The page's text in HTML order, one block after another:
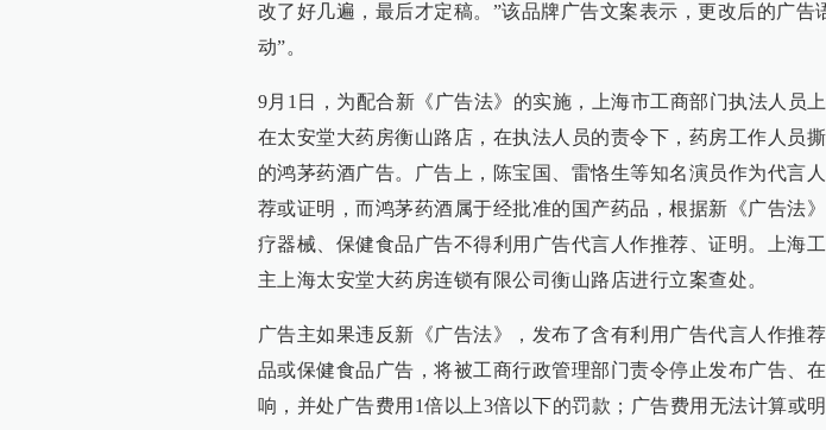
改了好几遍，最后才定稿。”该品牌广告文案表示，更改后的广告
动”。
9月1日，为配合新《广告法》的实施，上海市工商部门执法人员上
在太安堂大药房衡山路店，在执法人员的责令下，药房工作人员
的鸿茅药酒广告。广告上，陈宝国、雷恪生等知名演员作为代言
荐或证明，而鸿茅药酒属于经批准的国产药品，根据新《广告法
疗器械、保健食品广告不得利用广告代言人作推荐、证明。上海
主上海太安堂大药房连锁有限公司衡山路店进行立案查处。
广告主如果违反新《广告法》，发布了含有利用广告代言人作推
品或保健食品广告，将被工商行政管理部门责令停止发布广告、
响，并处广告费用1倍以上3倍以下的罚款；广告费用无法计算或